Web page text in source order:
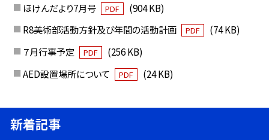
ほけんだより7月号
PDF
(904 KB)
R8美術部活動方針及び年間の活動計画
PDF
(74 KB)
７月行事予定
PDF
(256 KB)
AED設置場所について
PDF (24 KB)
新着記事